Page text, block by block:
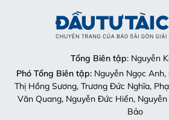
Tổng Biên tập: Nguyễn
Phó Tổng Biên tập:Nguyễn Ngọc Anh,
Thị Hồng Sương, Trương Đức Nghĩa,
Văn Quang, Nguyễn Đức Hiển,
Bảo